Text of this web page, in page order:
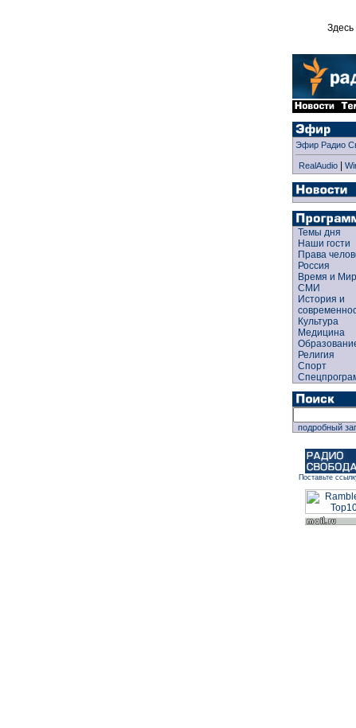
Эфир Радио
RealAudio|
Темы дня
Наши гости
Права
Россия
Время и Мир
СМИ
История и
Культура
Медицина
Религия
Спорт
подробный
Поставьте